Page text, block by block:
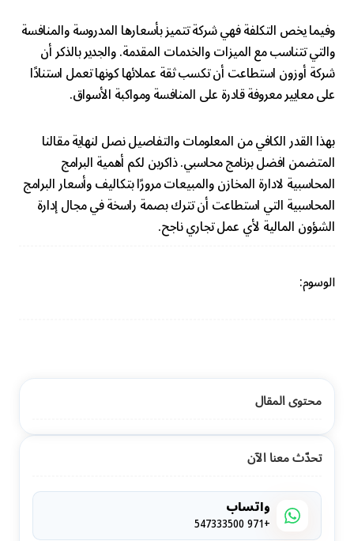
وفيما يخص التكلفة فهي شركة تتميز بأسعارها المدروسة والمنافسة
والتي تتناسب مع الميزات والخدمات المقدمة. والجدير بالذكر أن
شركة أوزون استطاعت أن تكسب ثقة عملائها كونها تعمل استنادًا
على معايير معروفة قادرة على المنافسة ومواكبة الأسواق.
بهذا القدر الكافي من المعلومات والتفاصيل نصل لنهاية مقالنا
المتضمن افضل برنامج محاسبي. ذاكرين لكم أهمية البرامج
المحاسبية لادارة المخازن والمبيعات مرورًا بتكاليف وأسعار البرامج
المحاسبية التي استطاعت أن تترك بصمة راسخة في مجال إدارة
الشؤون المالية لأي عمل تجاري ناجح.
الوسوم:
محتوى المقال
تحدّث معنا الآن
واتساب
+971 547333500